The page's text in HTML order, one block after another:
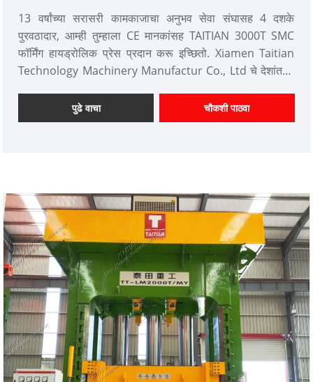
13 वर्षांच्या सरासरी कामकाजाचा अनुभव सेवा संघासह 4 दशके
पुरवठादार, आम्ही तुम्हाला CE मानकांसह TAITIAN 3000T SMC
फॉर्मिंग हायड्रोलिक प्रेस प्रदान करू इच्छितो. Xiamen Taitian
Technology Machinery Manufactur Co., Ltd चे देशांतर्गत
आयटम क्रमांक: TT-LM3000
पेमेंट: T/T, L/C
किमान ऑर्डर: 1 सेट
लीड टाइम: 3 महिने
उच्च अचूकता समांतरता चार-कोपरा समतल प्रणाली रोलिंग शटर
पुढे वाचा चौकशी पाठवा